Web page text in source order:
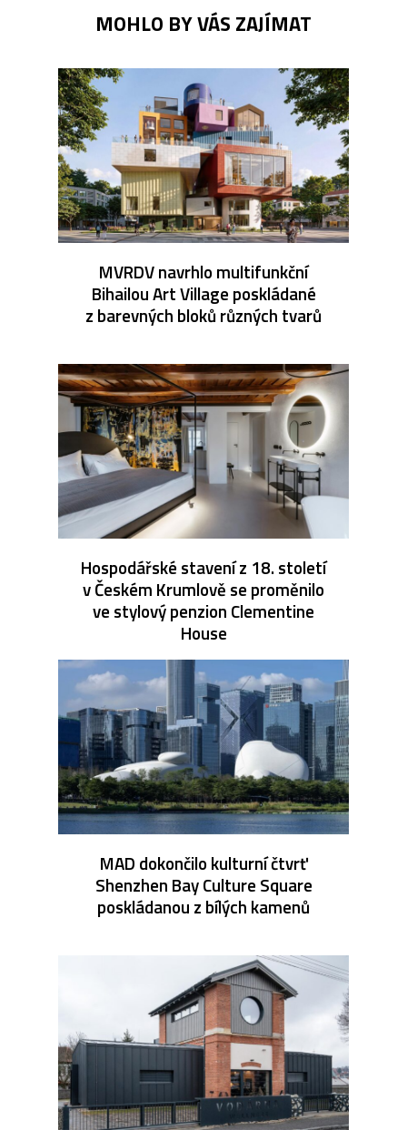
MOHLO BY VÁS ZAJÍMAT
MVRDV navrhlo multifunkční
Bihailou Art Village poskládané
z barevných bloků různých tvarů
Hospodářské stavení z 18. století
v Českém Krumlově se proměnilo
ve stylový penzion Clementine
House
MAD dokončilo kulturní čtvrť
Shenzhen Bay Culture Square
poskládanou z bílých kamenů